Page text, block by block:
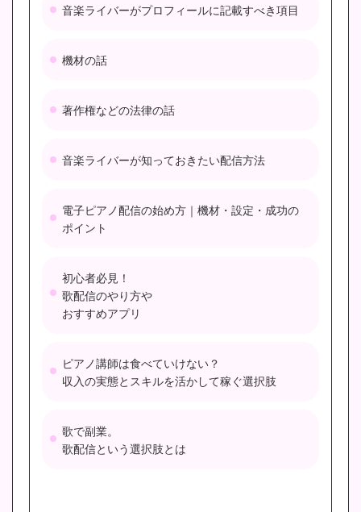
音楽ライバーがプロフィールに記載すべき項目
機材の話
著作権などの法律の話
音楽ライバーが知っておきたい配信方法
電子ピアノ配信の始め方｜機材・設定・成功の
ポイント
初心者必見！
歌配信のやり方や
おすすめアプリ
ピアノ講師は食べていけない？
収入の実態とスキルを活かして稼ぐ選択肢
歌で副業。
歌配信という選択肢とは